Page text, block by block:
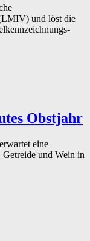
und löst die
Obstjahr
eine
Getreide und Wein in